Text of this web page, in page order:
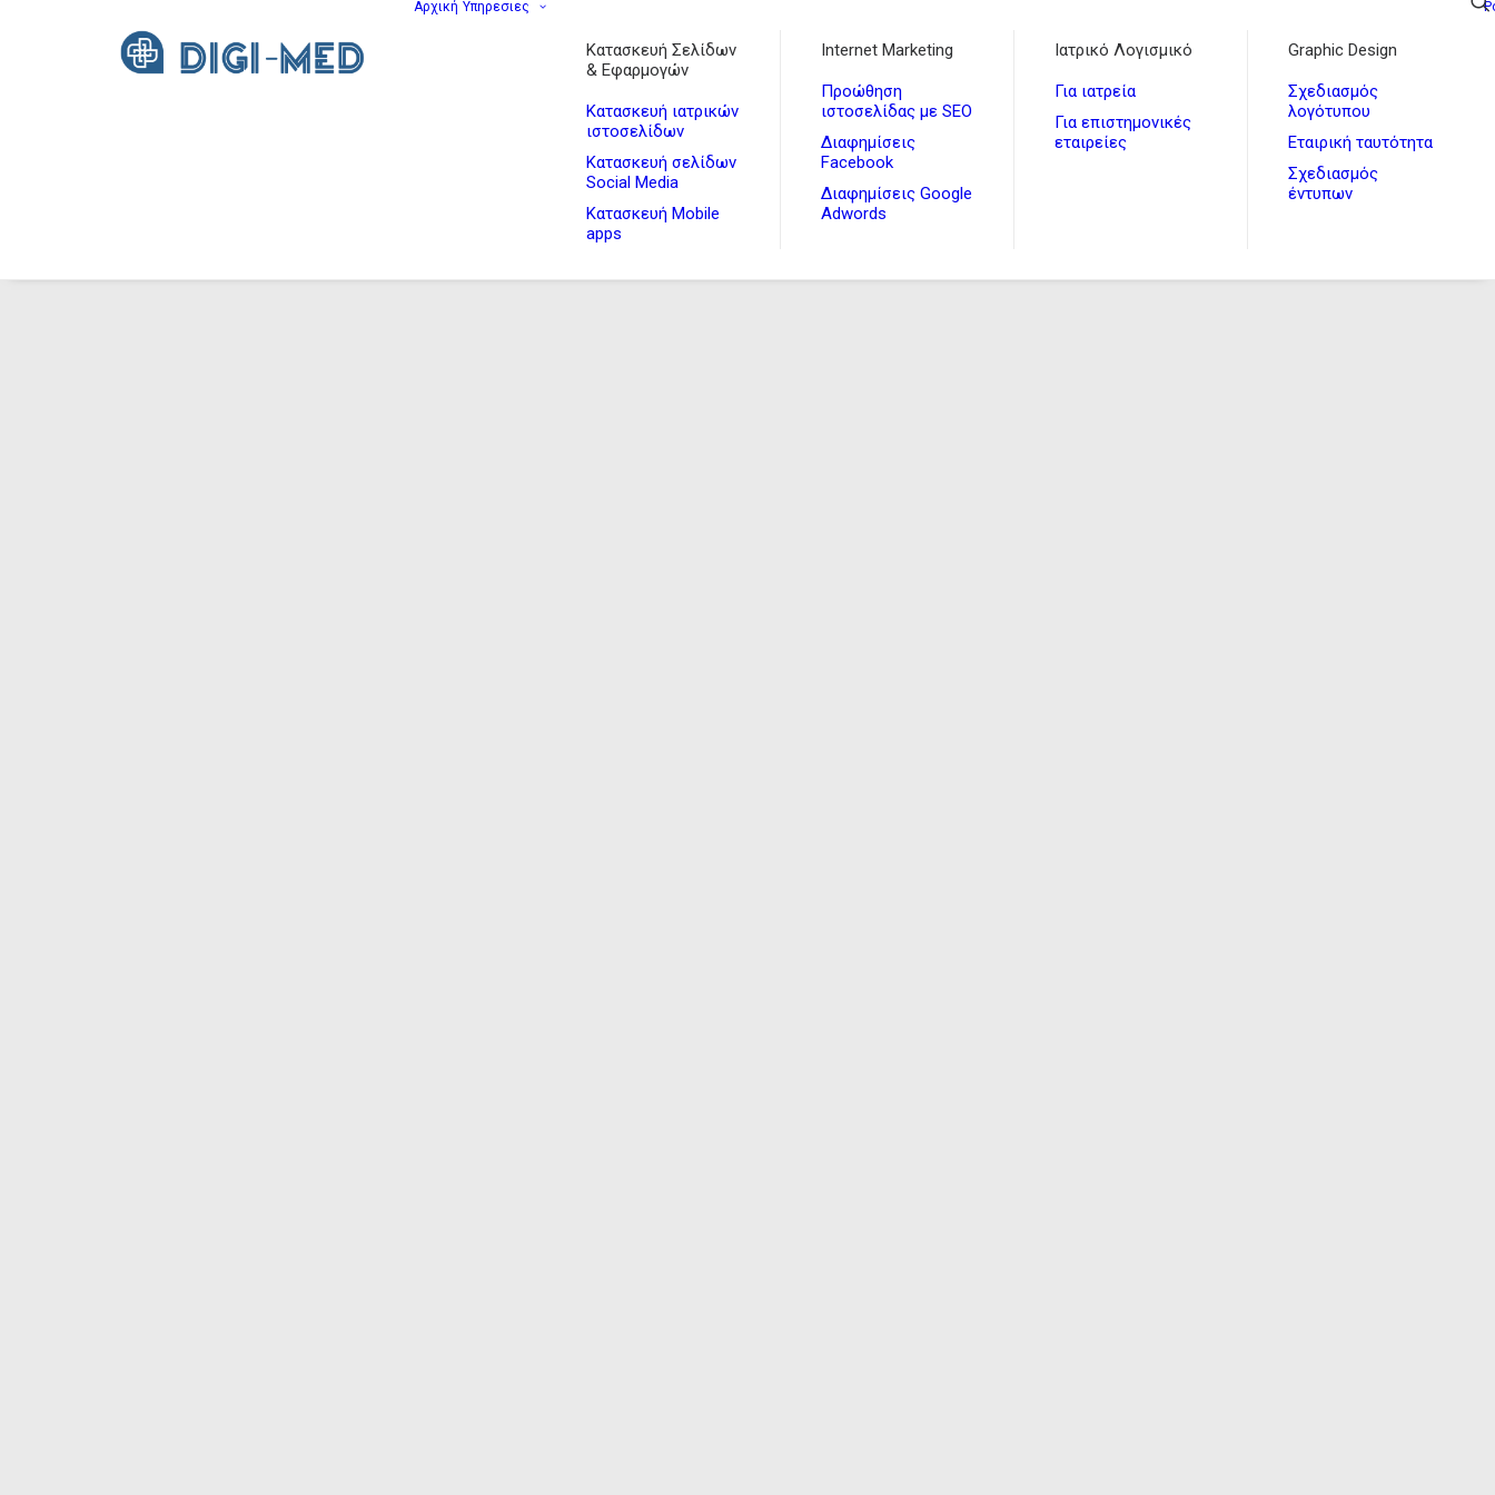
Αρχική Υπηρεσιες
Κατασκευή Σελίδων
& Εφαρμογών
Κατασκευή ιατρικών
ιστοσελίδων
Κατασκευή σελίδων
Social Media
Κατασκευή Mobile
apps
Internet Marketing
Προώθηση
ιστοσελίδας με SEO
Διαφημίσεις
Facebook
Διαφημίσεις Google
Adwords
Ιατρικό Λογισμικό
Για ιατρεία
Για επιστημονικές
εταιρείες
Graphic Design
Σχεδιασμός
λογότυπου
Εταιρική ταυτότητα
Σχεδιασμός
έντυπων